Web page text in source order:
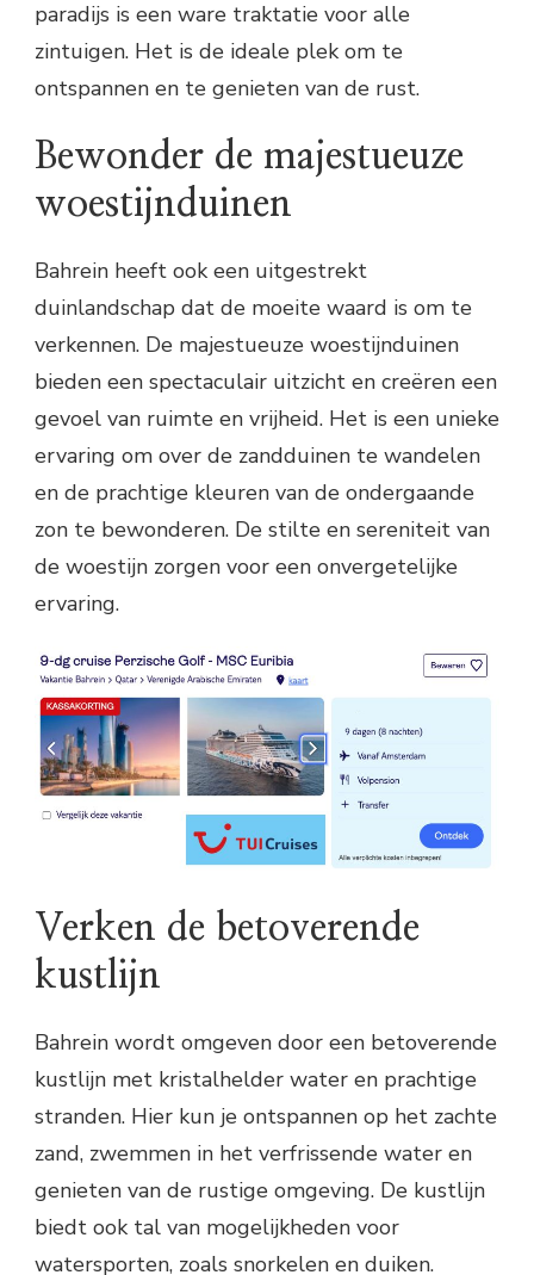
paradijs is een ware traktatie voor alle
zintuigen. Het is de ideale plek om te
ontspannen en te genieten van de rust.
Bewonder de majestueuze
woestijnduinen
Bahrein heeft ook een uitgestrekt
duinlandschap dat de moeite waard is om te
verkennen. De majestueuze woestijnduinen
bieden een spectaculair uitzicht en creëren een
gevoel van ruimte en vrijheid. Het is een unieke
ervaring om over de zandduinen te wandelen
en de prachtige kleuren van de ondergaande
zon te bewonderen. De stilte en sereniteit van
de woestijn zorgen voor een onvergetelijke
ervaring.
Verken de betoverende
kustlijn
Bahrein wordt omgeven door een betoverende
kustlijn met kristalhelder water en prachtige
stranden. Hier kun je ontspannen op het zachte
zand, zwemmen in het verfrissende water en
genieten van de rustige omgeving. De kustlijn
biedt ook tal van mogelijkheden voor
watersporten, zoals snorkelen en duiken.